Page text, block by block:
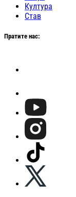
Култура
Став
Пратите нас: